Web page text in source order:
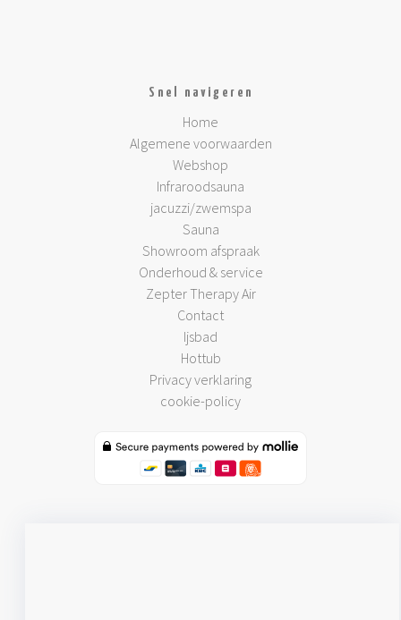
Snel navigeren
Home
Algemene voorwaarden
Webshop
Infraroodsauna
jacuzzi/zwemspa
Sauna
Showroom afspraak
Onderhoud & service
Zepter Therapy Air
Contact
Ijsbad
Hottub
Privacy verklaring
cookie-policy